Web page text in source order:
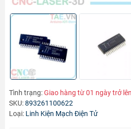
Tình trạng:Giao hàng từ 01 ngày trở
SKU:893261100622
Loại: Linh Kiện Mạch Điện Tử